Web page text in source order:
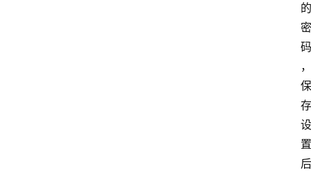
的
密
码
，
保
存
设
置
后